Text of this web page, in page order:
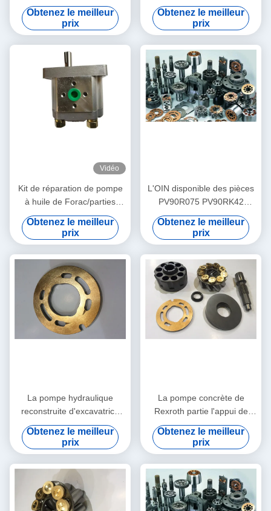
technique hydraulique
PVG100 PVG120 PVG075
d'excavatrice
Obtenez le meilleur
prix
PC200-7 PC220 de valve a
adapté aux besoins du client
Obtenez le meilleur
prix
Vidéo
Kit de réparation de pompe
à huile de Forac/parties
hydrauliques de pompe à
engrenages expédition - de
3 jours ouvrables
Obtenez le meilleur
prix
L'OIN disponible des pièces
PV90R075 PV90RK42
PV90L42 de pompe à piston
de Nachi certifient
Obtenez le meilleur
prix
La pompe hydraulique
reconstruite d'excavatrice
partie le modèle multi de
PV90R075 PV90RK42
PV90L42
Obtenez le meilleur
prix
La pompe concrète de
Rexroth partie l'appui de
machines de construction de
PV90R030 PV90R042
Obtenez le meilleur
prix